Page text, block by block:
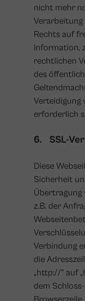
nicht mehr
Rechts auf
Information,
rechtlichen
des
Verteidigung
erforderlich
6. SSL-
Diese
Sicherheit
Übertragung
z.B. der
Verbindung
die
„http://" auf
dem